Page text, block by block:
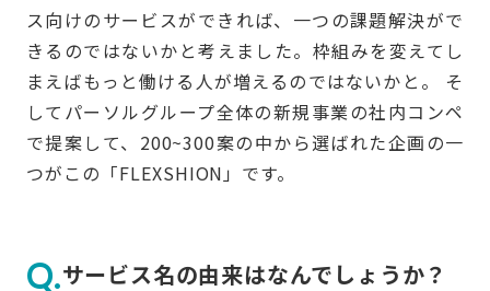
ス向けのサービスができれば、一つの課題解決がで
きるのではないかと考えました。枠組みを変えてし
まえばもっと働ける人が増えるのではないかと。 そ
してパーソルグループ全体の新規事業の社内コンペ
で提案して、200~300案の中から選ばれた企画の一
つがこの「FLEXSHION」です。
サービス名の由来はなんでしょうか？